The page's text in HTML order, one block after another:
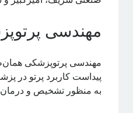
مهندسی
مهندسی پرتوپزشکی
پیداست کاربرد پرتو در
به منظور تشخیص و درمان